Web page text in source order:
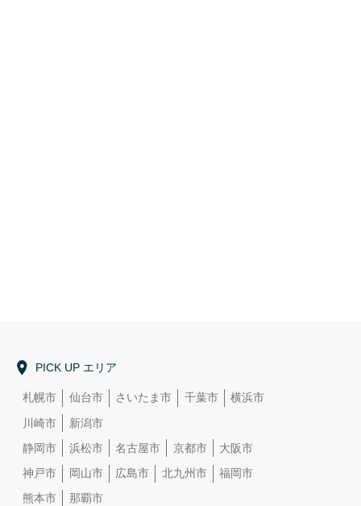
PICK UP エリア
札幌市 仙台市 さいたま市 千葉市
横浜市
川崎市
新潟市
静岡市
浜松市 名古屋市 京都市
大阪市
神戸市
岡山市 広島市 北九州市
福岡市
熊本市
那覇市